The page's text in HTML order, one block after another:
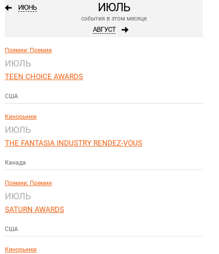
ИЮНЬ ИЮЛЬ
события в этом месяце
АВГУСТ
Премии: Премии
ИЮЛЬ
TEEN CHOICE AWARDS
США
Кинорынки
ИЮЛЬ
THE FANTASIA INDUSTRY RENDEZ-VOUS
Канада
Премии: Премии
ИЮЛЬ
SATURN AWARDS
США
Кинорынки